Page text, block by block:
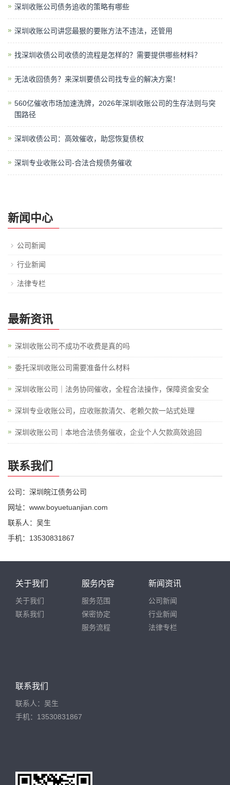
深圳收账公司债务追收的策略有哪些
深圳收账公司讲您最狠的要账方法不违法，还管用
找深圳收债公司收债的流程是怎样的？需要提供哪些材料？
无法收回债务？来深圳要债公司找专业的解决方案！
560亿催收市场加速洗牌，2026年深圳收账公司的生存法则与突
围路径
深圳收债公司：高效催收，助您恢复债权
深圳专业收账公司-合法合规债务催收
新闻中心
公司新闻
行业新闻
法律专栏
最新资讯
深圳收账公司不成功不收费是真的吗
委托深圳收账公司需要准备什么材料
深圳收账公司｜法务协同催收，全程合法操作，保障资金安全
深圳专业收账公司，应收账款清欠、老赖欠款一站式处理
深圳收账公司｜本地合法债务催收，企业个人欠款高效追回
联系我们
公司：深圳皖江债务公司
网址：www.boyuetuanjian.com
联系人：吴生
手机：13530831867
关于我们
关于我们
联系我们
服务内容
服务范围
保密协定
服务流程
新闻资讯
公司新闻
行业新闻
法律专栏
联系我们
联系人：吴生
手机：13530831867